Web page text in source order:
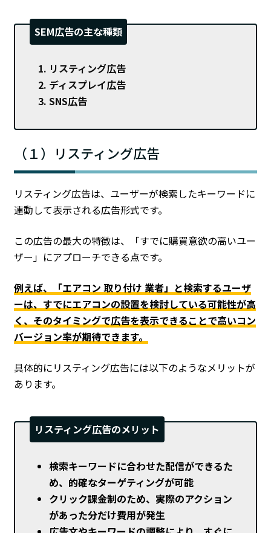
SEM広告の主な種類
リスティング広告
ディスプレイ広告
SNS広告
（１）リスティング広告
リスティング広告は、ユーザーが検索したキーワードに
連動して表示される広告形式です。
この広告の最大の特徴は、「すでに購買意欲の高いユー
ザー」にアプローチできる点です。
例えば、「エアコン 取り付け 業者」と検索するユーザ
ーは、すでにエアコンの設置を検討している可能性が高
く、そのタイミングで広告を表示できることで高いコン
バージョン率が期待できます。
具体的にリスティング広告には以下のようなメリットが
あります。
リスティング広告のメリット
検索キーワードに合わせた配信ができるた
め、的確なターゲティングが可能
クリック課金制のため、実際のアクション
があった分だけ費用が発生